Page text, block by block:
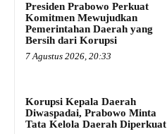
Presiden Prabowo Perkuat
Komitmen Mewujudkan
Pemerintahan Daerah yang
Bersih dari Korupsi
7 Agustus 2026, 20:33
Korupsi Kepala Daerah
Diwaspadai, Prabowo Minta
Tata Kelola Daerah Diperkuat